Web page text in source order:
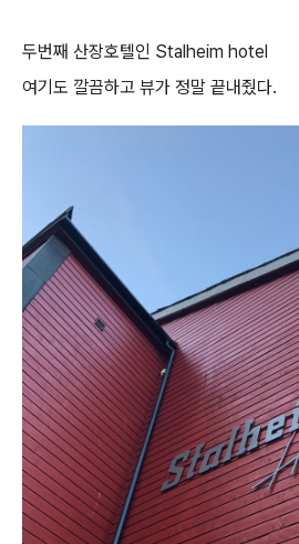
두번째 산장호텔인 Stalheim hotel
여기도 깔끔하고 뷰가 정말 끝내줬다.